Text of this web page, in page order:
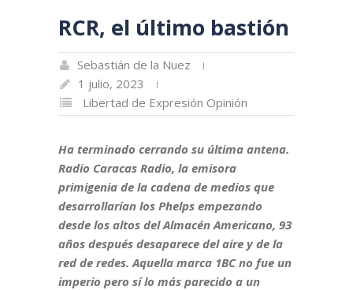
RCR, el último bastión
Sebastián de la Nuez
1 julio, 2023
Libertad de Expresión Opinión
Ha terminado cerrando su última antena.
Radio Caracas Radio, la emisora
primigenia de la cadena de medios que
desarrollarían los Phelps empezando
desde los altos del Almacén Americano, 93
años después desaparece del aire y de la
red de redes. Aquella marca 1BC no fue un
imperio pero sí lo más parecido a un